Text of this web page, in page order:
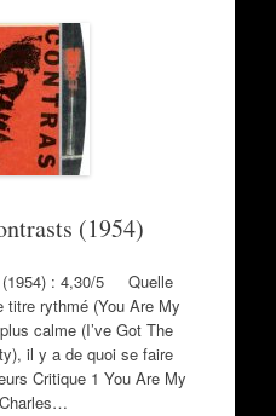
(1954)
(1954) : 4,30/5 Quelle
rythmé (You Are My
calme (I’ve Got The
il y a de quoi se faire
Critique 1 You Are My